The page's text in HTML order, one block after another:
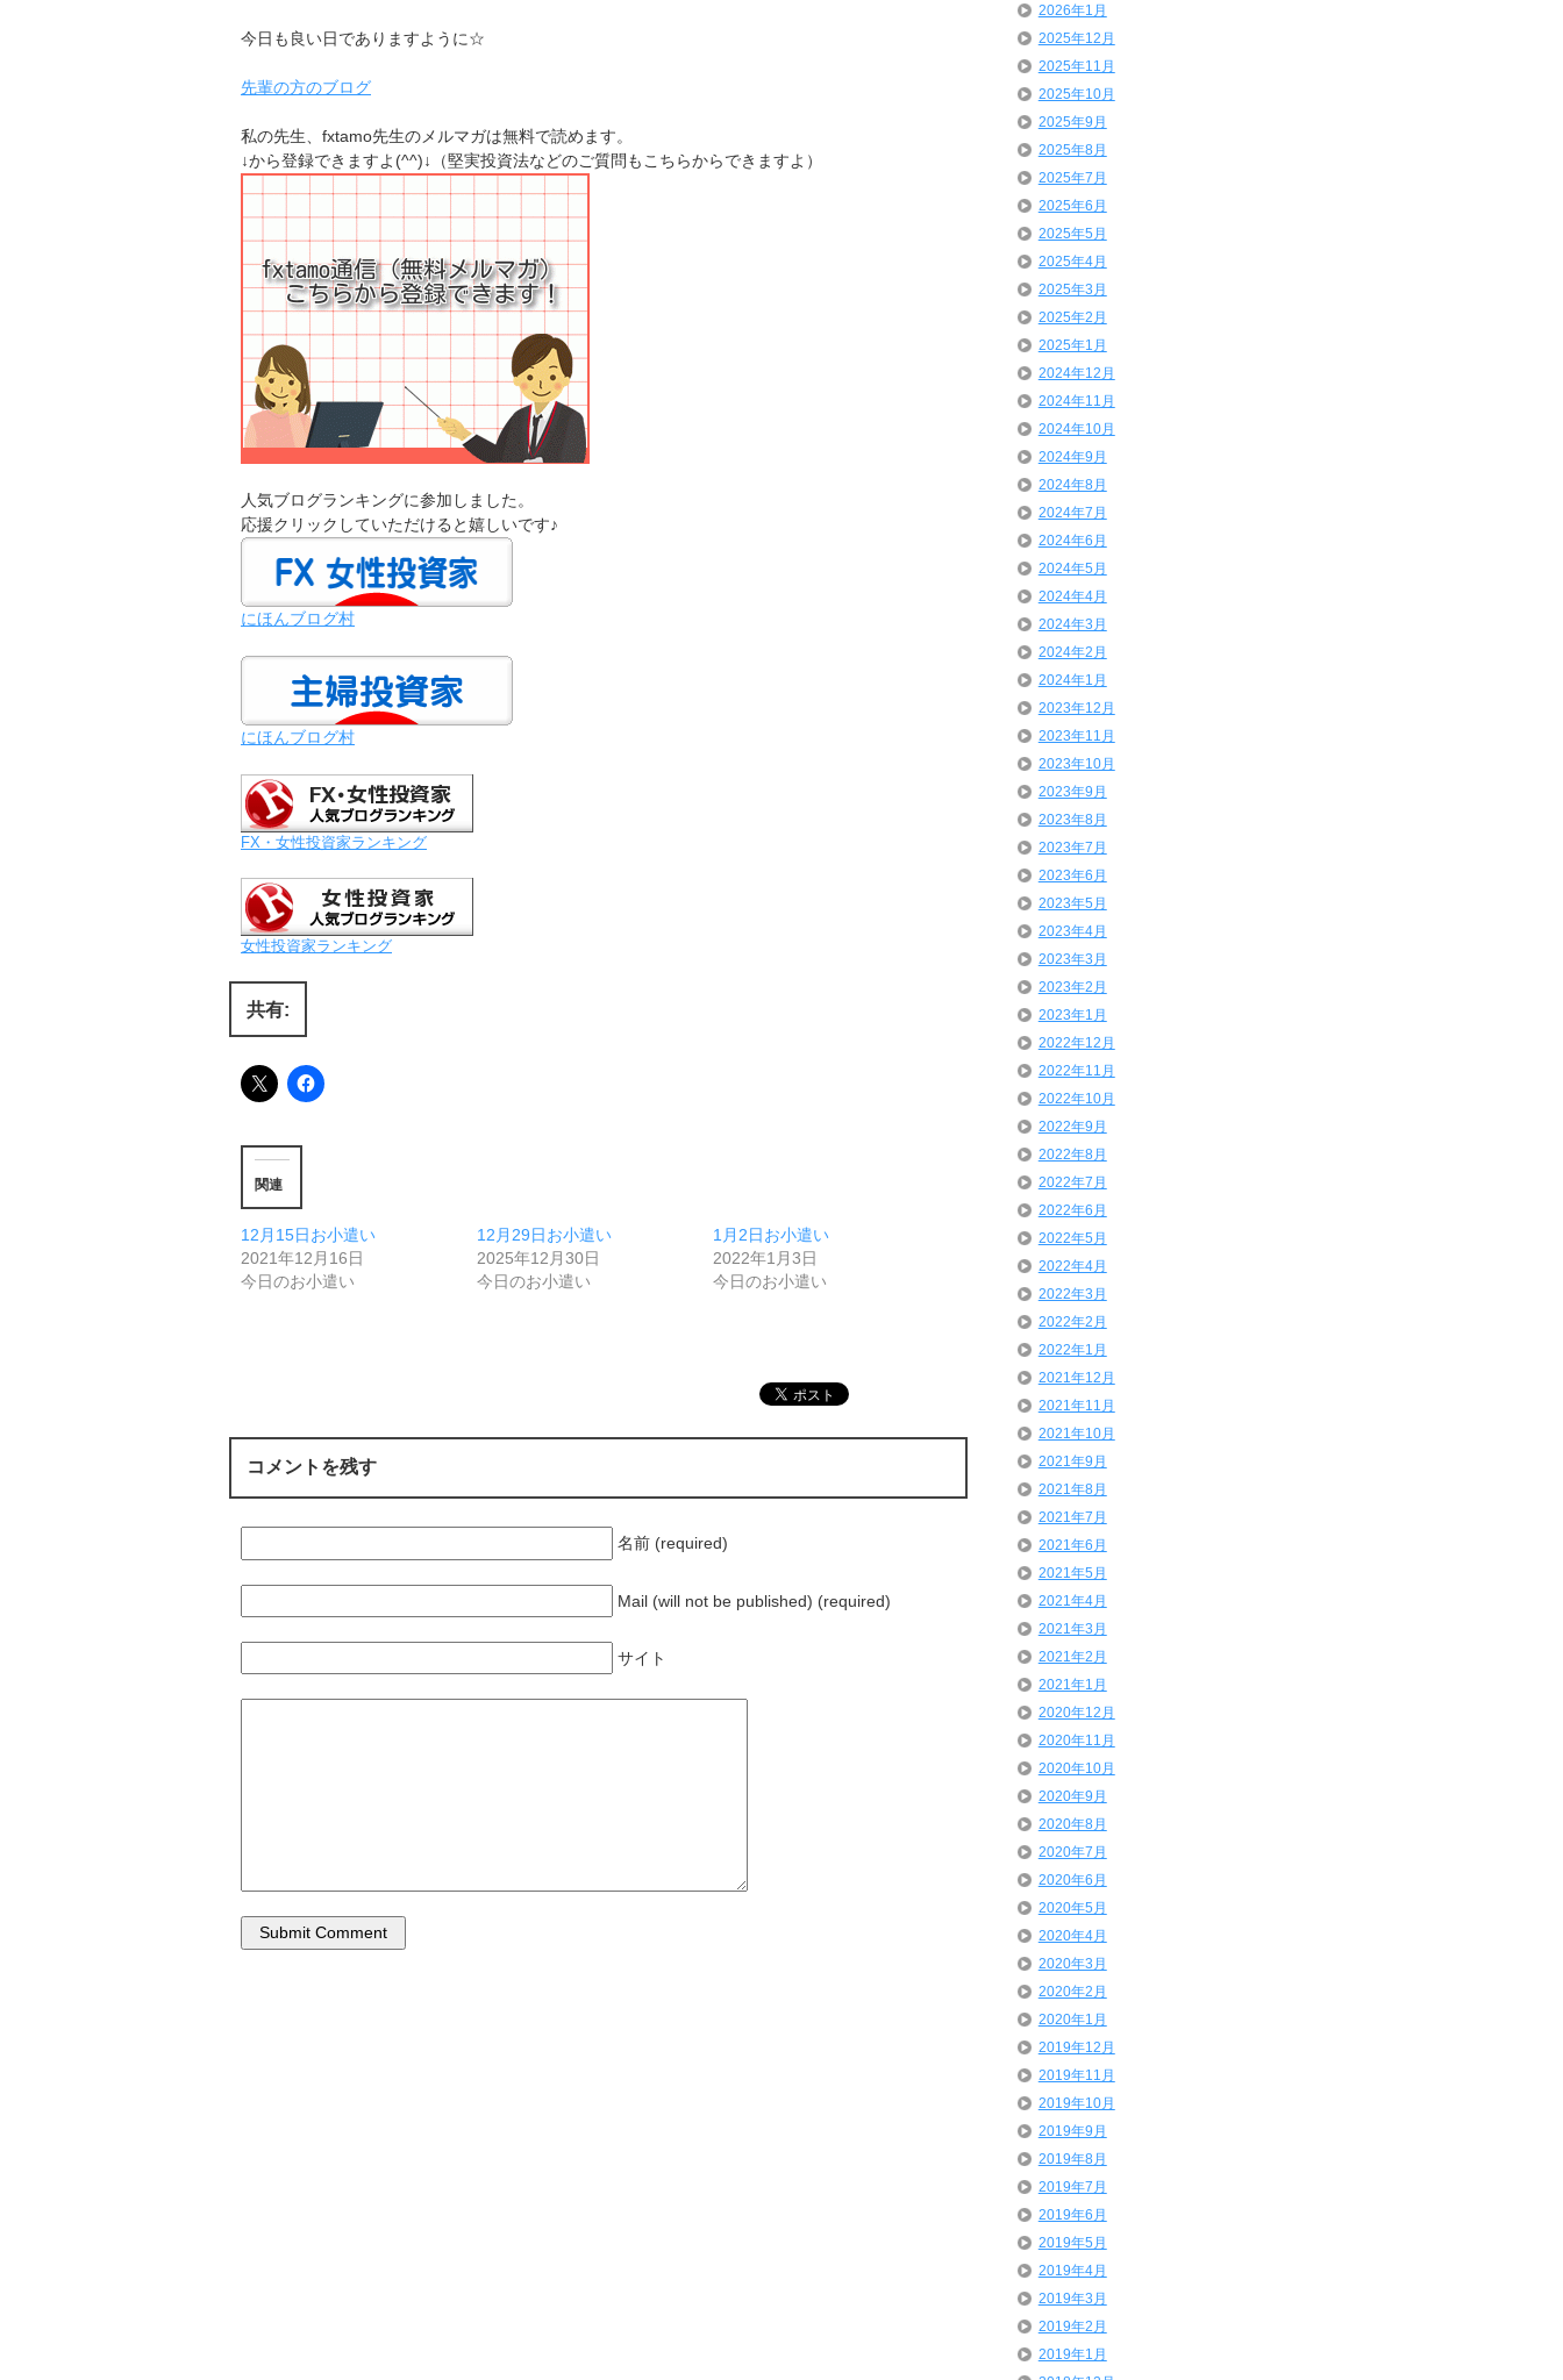
今日も良い日でありますように☆
先輩の方のブログ
私の先生、fxtamo先生のメルマガは無料で読めます。
↓から登録できますよ(^^)↓（堅実投資法などのご質問もこちらからできますよ）
人気ブログランキングに参加しました。
応援クリックしていただけると嬉しいです♪
にほんブログ村
にほんブログ村
FX・女性投資家ランキング
女性投資家ランキング
共有:
関連
12月15日お小遣い
2021年12月16日
今日のお小遣い
12月29日お小遣い
2025年12月30日
今日のお小遣い
1月2日お小遣い
2022年1月3日
今日のお小遣い
コメントを残す
名前 (required)
Mail (will not be published) (required)
サイト
2026年1月
2025年12月
2025年11月
2025年10月
2025年9月
2025年8月
2025年7月
2025年6月
2025年5月
2025年4月
2025年3月
2025年2月
2025年1月
2024年12月
2024年11月
2024年10月
2024年9月
2024年8月
2024年7月
2024年6月
2024年5月
2024年4月
2024年3月
2024年2月
2024年1月
2023年12月
2023年11月
2023年10月
2023年9月
2023年8月
2023年7月
2023年6月
2023年5月
2023年4月
2023年3月
2023年2月
2023年1月
2022年12月
2022年11月
2022年10月
2022年9月
2022年8月
2022年7月
2022年6月
2022年5月
2022年4月
2022年3月
2022年2月
2022年1月
2021年12月
2021年11月
2021年10月
2021年9月
2021年8月
2021年7月
2021年6月
2021年5月
2021年4月
2021年3月
2021年2月
2021年1月
2020年12月
2020年11月
2020年10月
2020年9月
2020年8月
2020年7月
2020年6月
2020年5月
2020年4月
2020年3月
2020年2月
2020年1月
2019年12月
2019年11月
2019年10月
2019年9月
2019年8月
2019年7月
2019年6月
2019年5月
2019年4月
2019年3月
2019年2月
2019年1月